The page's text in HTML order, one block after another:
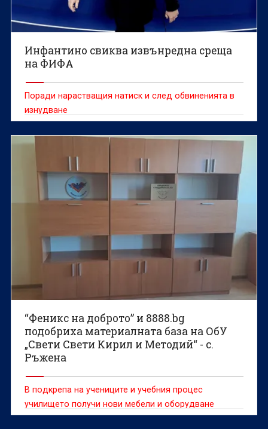
Инфантино свиква извънредна среща
на ФИФА
Поради нарастващия натиск и след обвиненията в
изнудване
“Феникс на доброто” и 8888.bg
подобриха материалната база на ОбУ
„Свети Свети Кирил и Методий“ - с.
Ръжена
В подкрепа на учениците и учебния процес
училището получи нови мебели и оборудване